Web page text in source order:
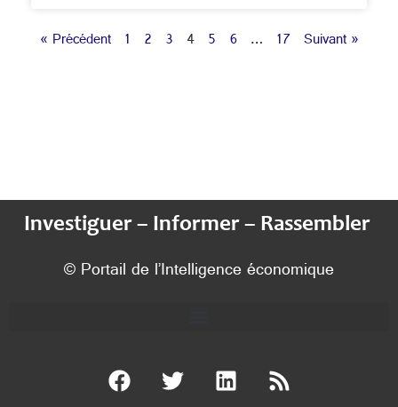
« Précédent 1 2 3 4 5 6 … 17 Suivant »
Investiguer – Informer – Rassembler
© Portail de l’Intelligence économique